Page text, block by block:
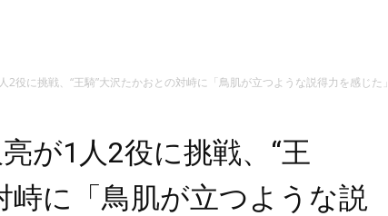
2役に挑戦、“王騎”大沢たかおとの対峙に「鳥肌が立つような説得力を感じた」
が1人2役に挑戦、“王
峙に「鳥肌が立つような説